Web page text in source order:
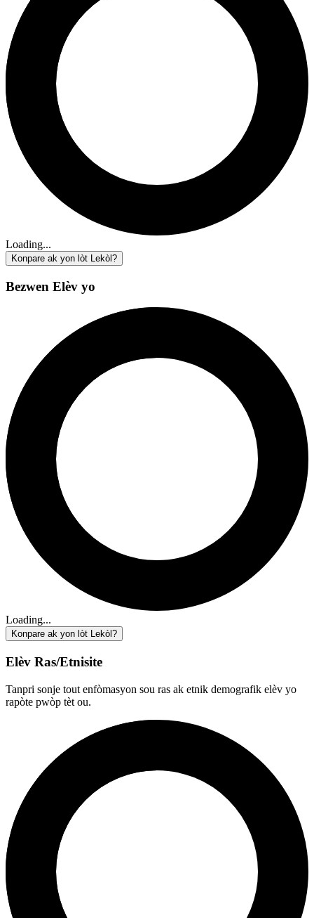
Loading...
Konpare ak yon lòt Lekòl?
Bezwen Elèv yo
Loading...
Konpare ak yon lòt Lekòl?
Elèv Ras/Etnisite
Tanpri sonje tout enfòmasyon sou ras ak etnik demografik elèv yo
rapòte pwòp tèt ou.